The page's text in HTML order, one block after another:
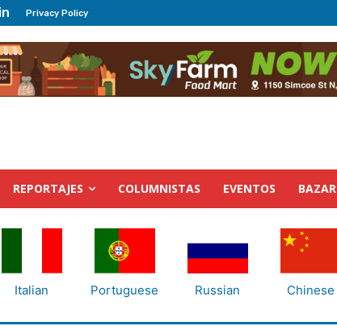
Privacy Policy
REPORTAJES COLUMNISTAS EVENTOS BAZAR
Italian Portuguese Russian Chinese